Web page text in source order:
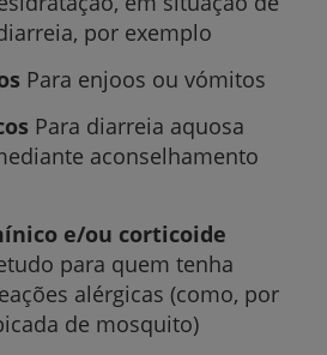
por exemplo
Para enjoos ou vómitos
Para diarreia aquosa
aconselhamento
e/ou corticoide
para quem tenha
alérgicas (como, por
de mosquito)